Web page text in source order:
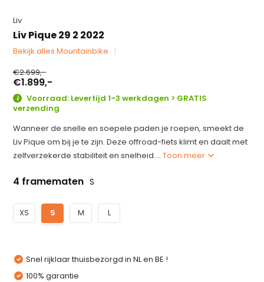
Liv
Liv Pique 29 2 2022
Bekijk alles Mountainbike
€2.699,-
€1.899,-
Voorraad: Levertijd 1-3 werkdagen > GRATIS
verzending
Wanneer de snelle en soepele paden je roepen, smeekt de
Liv Pique om bij je te zijn. Deze offroad-fiets klimt en daalt met
zelfverzekerde stabiliteit en snelheid....Toon meer
4 framematen S
XS S M L
Snel rijklaar thuisbezorgd in NL en BE !
100% garantie